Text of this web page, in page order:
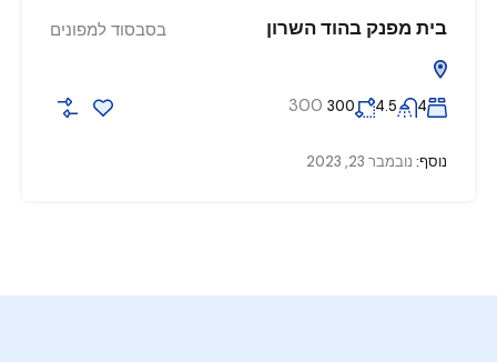
בית מפנק בהוד השרון בסבסוד למפונים
4
4.5
300
300
נוסף: נובמבר 23, 2023